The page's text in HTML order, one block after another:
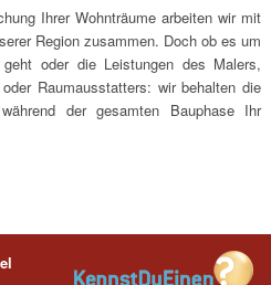
Ihrer Wohnträume arbeiten wir mit
Region zusammen. Doch ob es um
oder die Leistungen des Malers,
Raumausstatters: wir behalten die
der gesamten Bauphase Ihr